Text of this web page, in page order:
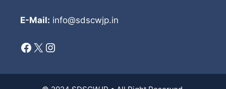
E-Mail: info@sdscwjp.in
Facebook
X Instagram